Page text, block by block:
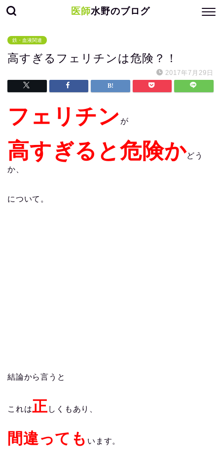
医師水野のブログ
鉄・血液関連
高すぎるフェリチンは危険？！
2017年7月29日
フェリチン が
高すぎると危険かどう
か、
について。
結論から言うと
これは正 しくもあり、
間違っても います。